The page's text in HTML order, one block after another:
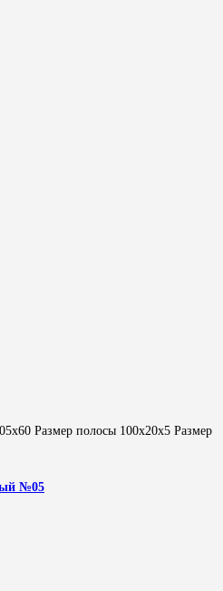
Размер полосы 100х20х5 Размер
№05